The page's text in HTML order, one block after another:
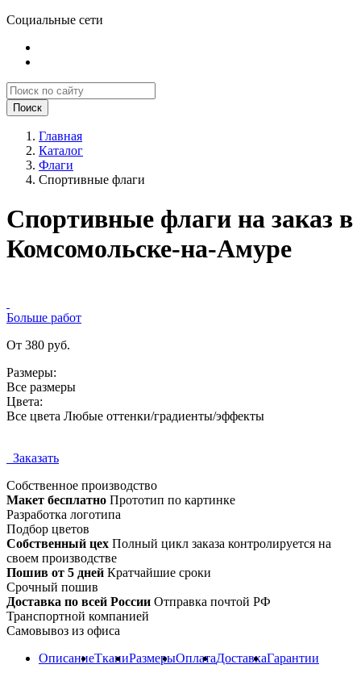
Социальные сети
Поиск
Главная
Каталог
Флаги
Спортивные флаги
Спортивные флаги на заказ в
Комсомольске-на-Амуре
Больше работ
От 380 руб.
Размеры:
Все размеры
Цвета:
Все цвета Любые оттенки/градиенты/эффекты
Заказать
Собственное производство
Макет бесплатно Прототип по картинке
Разработка логотипа
Подбор цветов
Собственный цех Полный цикл заказа контролируется на
своем производстве
Пошив от 5 дней Кратчайшие сроки
Срочный пошив
Доставка по всей России Отправка почтой РФ
Транспортной компанией
Самовывоз из офиса
ОписаниеТканиРазмерыОплатаДоставкаГарантии